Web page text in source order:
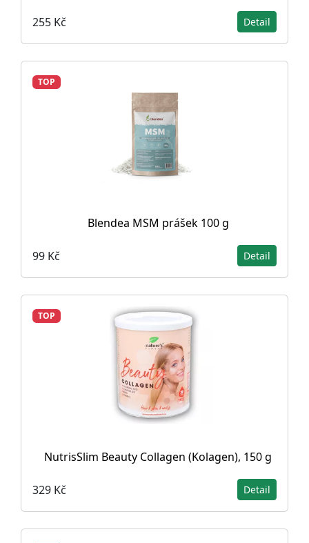
255 Kč Detail
TOP
Blendea MSM prášek 100 g
99 Kč Detail
TOP
NutrisSlim Beauty Collagen (Kolagen), 150 g
329 Kč Detail